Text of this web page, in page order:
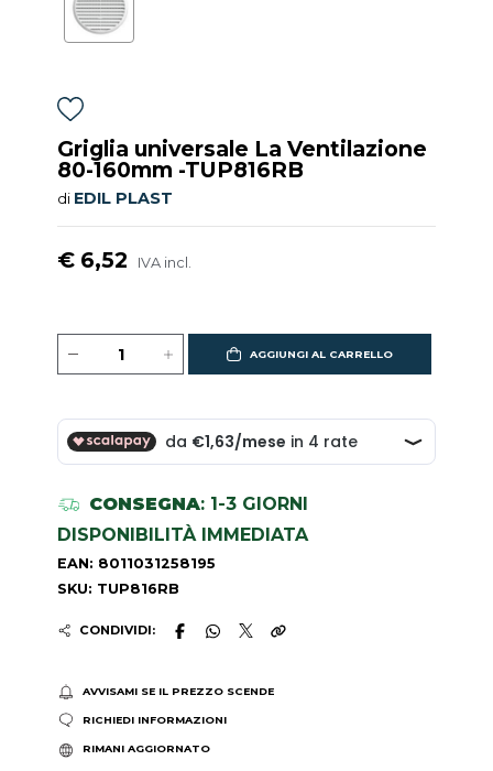
Griglia universale La Ventilazione
80-160mm -TUP816RB
di EDIL PLAST
€ 6,52 IVA incl.
AGGIUNGI AL CARRELLO
CONSEGNA: 1-3 GIORNI
DISPONIBILITÀ IMMEDIATA
EAN: 8011031258195
SKU: TUP816RB
CONDIVIDI:
AVVISAMI SE IL PREZZO SCENDE
RICHIEDI INFORMAZIONI
RIMANI AGGIORNATO